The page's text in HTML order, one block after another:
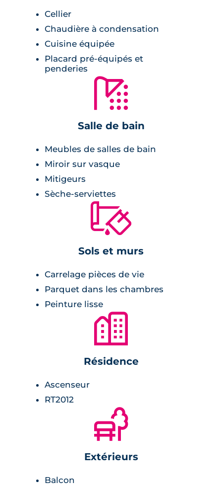
Salle de bains :
radiateur sèche-serviette,
meuble vasque avec miroir et appliques
carrelage avec faïence assortie.
placards.
Sécurité
Ce programme immobilier est sécurisé et son
accès se fait par le biais d'un badge ou d'un
Cellier
Chaudière à condensation
Cuisine équipée
Placard pré-équipés et
penderies
🚿
Salle de bain
Meubles de salles de bain
Miroir sur vasque
Mitigeurs
Sèche-serviettes
🔨
Sols et murs
Carrelage pièces de vie
Parquet dans les chambres
Peinture lisse
🏙
Résidence
Ascenseur
RT2012
🌲
Extérieurs
Balcon